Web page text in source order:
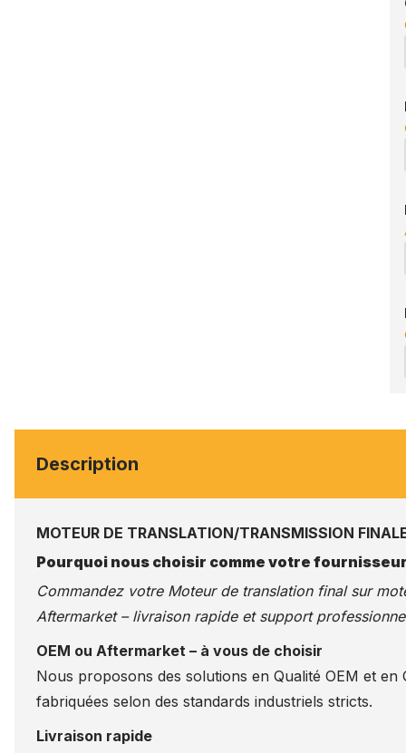
Description
MOTEUR DE TRANSLATION/TRANSMISSION
Pourquoi nous choisir comme votre
Commandez votre Moteur de translation final sur
Aftermarket – livraison rapide et support
OEM ou Aftermarket – à vous de choisir
Nous proposons des solutions en Qualité OEM et
fabriquées selon des standards industriels stricts.
Livraison rapide